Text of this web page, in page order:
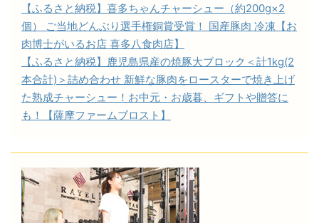
【ふるさと納税】喜多ちゃんチャーシュー（約200g×2
個） ご当地どんぶり選手権銅賞受賞！ 国産豚肉 冷凍【お
肉博士がいるお店 喜多八食肉店】
【ふるさと納税】鹿児島県産の焼豚大ブロック＜計1kg(2
本合計)＞詰め合わせ 新鮮な豚肉をロースターで焼き上げ
た熟成チャーシュー！お中元・お歳暮、ギフトや贈答に
も！【薩摩ファームブロスト】